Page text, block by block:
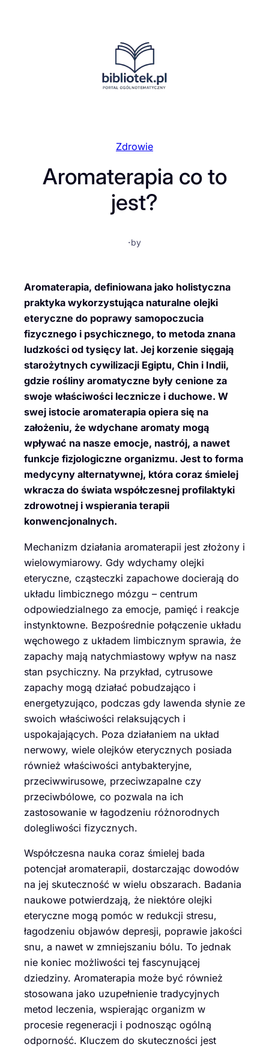
Zdrowie
Aromaterapia co to
jest?
·by
Aromaterapia, definiowana jako holistyczna
praktyka wykorzystująca naturalne olejki
eteryczne do poprawy samopoczucia
fizycznego i psychicznego, to metoda znana
ludzkości od tysięcy lat. Jej korzenie sięgają
starożytnych cywilizacji Egiptu, Chin i Indii,
gdzie rośliny aromatyczne były cenione za
swoje właściwości lecznicze i duchowe. W
swej istocie aromaterapia opiera się na
założeniu, że wdychane aromaty mogą
wpływać na nasze emocje, nastrój, a nawet
funkcje fizjologiczne organizmu. Jest to forma
medycyny alternatywnej, która coraz śmielej
wkracza do świata współczesnej profilaktyki
zdrowotnej i wspierania terapii
konwencjonalnych.
Mechanizm działania aromaterapii jest złożony i
wielowymiarowy. Gdy wdychamy olejki
eteryczne, cząsteczki zapachowe docierają do
układu limbicznego mózgu – centrum
odpowiedzialnego za emocje, pamięć i reakcje
instynktowne. Bezpośrednie połączenie układu
węchowego z układem limbicznym sprawia, że
zapachy mają natychmiastowy wpływ na nasz
stan psychiczny. Na przykład, cytrusowe
zapachy mogą działać pobudzająco i
energetyzująco, podczas gdy lawenda słynie ze
swoich właściwości relaksujących i
uspokajających. Poza działaniem na układ
nerwowy, wiele olejków eterycznych posiada
również właściwości antybakteryjne,
przeciwwirusowe, przeciwzapalne czy
przeciwbólowe, co pozwala na ich
zastosowanie w łagodzeniu różnorodnych
dolegliwości fizycznych.
Współczesna nauka coraz śmielej bada
potencjał aromaterapii, dostarczając dowodów
na jej skuteczność w wielu obszarach. Badania
naukowe potwierdzają, że niektóre olejki
eteryczne mogą pomóc w redukcji stresu,
łagodzeniu objawów depresji, poprawie jakości
snu, a nawet w zmniejszaniu bólu. To jednak
nie koniec możliwości tej fascynującej
dziedziny. Aromaterapia może być również
stosowana jako uzupełnienie tradycyjnych
metod leczenia, wspierając organizm w
procesie regeneracji i podnosząc ogólną
odporność. Kluczem do skuteczności jest